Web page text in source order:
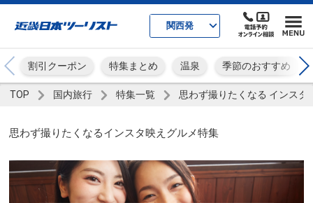
関西発
割引クーポン 特集まとめ 温泉 季節のおすすめ
TOP 国内旅行 特集一覧 思わず撮りたくなる インスタ
思わず撮りたくなるインスタ映えグルメ特集